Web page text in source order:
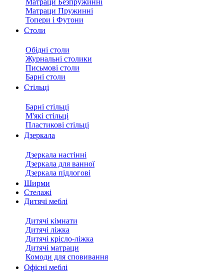
Матраци Безпружинні
Матраци Пружинні
Топери і Футони
Столи
Обідні столи
Журнальні столики
Письмові столи
Барні столи
Стільці
Барні стільці
М'які стільці
Пластикові стільці
Дзеркала
Дзеркала настінні
Дзеркала для ванної
Дзеркала підлогові
Ширми
Стелажі
Дитячі меблі
Дитячі кімнати
Дитячі ліжка
Дитячі крісло-ліжка
Дитячі матраци
Комоди для сповивання
Офісні меблі